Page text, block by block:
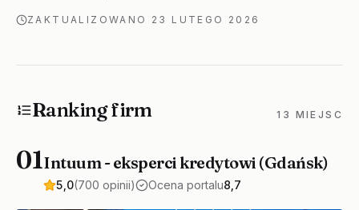
ZAKTUALIZOWANO 23 LUTEGO 2026
Ranking firm 13 MIEJSC
01Intuum - eksperci kredytowi (Gdańsk)
5,0(700 opinii) Ocena portalu8,7